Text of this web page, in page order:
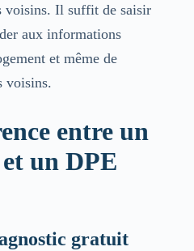
voisins. Il suffit de saisir
aux informations
et même de
voisins.
entre un
un DPE
gratuit